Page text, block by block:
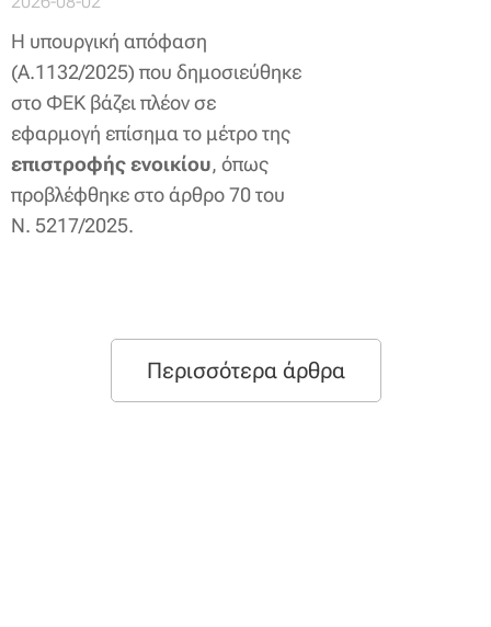
Η υπουργική απόφαση
(Α.1132/2025) που δημοσιεύθηκε
στο ΦΕΚ βάζει πλέον σε
εφαρμογή επίσημα το μέτρο της
επιστροφής ενοικίου, όπως
προβλέφθηκε στο άρθρο 70 του
Ν. 5217/2025.
Περισσότερα άρθρα